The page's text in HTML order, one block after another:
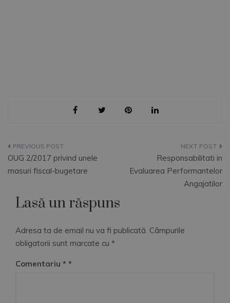
Navigare
în
OUG 2/2017 privind unele
masuri fiscal-bugetare
Responsabilitati in
Evaluarea Performantelor
Angajatilor
Lasă un răspuns
Adresa ta de email nu va fi publicată. Câmpurile
obligatorii sunt marcate cu *
Comentariu *